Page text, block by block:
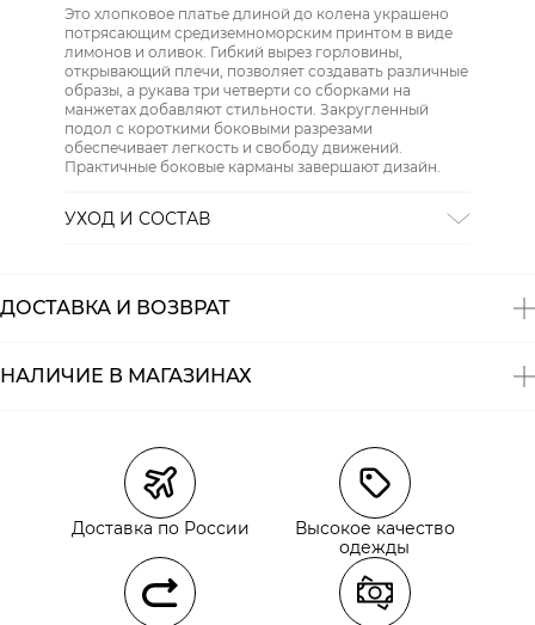
Это хлопковое платье длиной до колена украшено
потрясающим средиземноморским принтом в виде
лимонов и оливок. Гибкий вырез горловины,
открывающий плечи, позволяет создавать различные
образы, а рукава три четверти со сборками на
манжетах добавляют стильности. Закругленный
подол с короткими боковыми разрезами
обеспечивает легкость и свободу движений.
Практичные боковые карманы завершают дизайн.
УХОД И СОСТАВ
ДОСТАВКА И ВОЗВРАТ
Курьерская доставка СДЭК
Самовывоз из пункта выдачи СДЭК
Самовывоз из наших магазинов
НАЛИЧИЕ В МАГАЗИНАХ
Доставка по России
Высокое качество
одежды